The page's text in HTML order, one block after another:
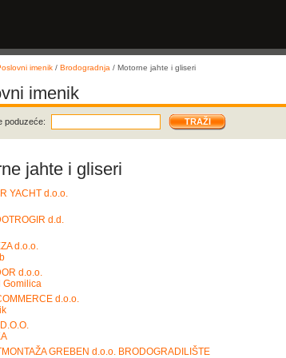
imenik / Brodogradnja / Motorne jahte i gliseri
imenik
poduzeće:
jahte i gliseri
YACHT d.o.o.
d.d.
d.o.o.
d.o.o.
Gomilica
d.o.o.
GREBEN d.o.o. BRODOGRADILIŠTE